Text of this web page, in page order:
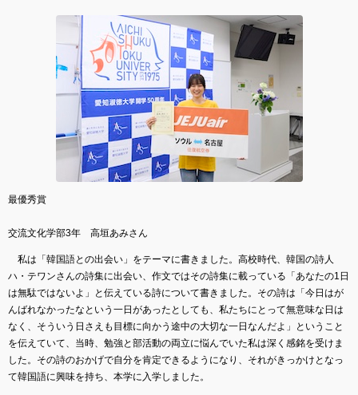
最優秀賞
交流文化学部3年 高垣あみさん
私は「韓国語との出会い」をテーマに書きました。高校時代、韓国の詩人
ハ・テワンさんの詩集に出会い、作文ではその詩集に載っている「あなたの1日
は無駄ではないよ」と伝えている詩について書きました。その詩は「今日はが
んばれなかったなという一日があったとしても、私たちにとって無意味な日は
なく、そういう日さえも目標に向かう途中の大切な一日なんだよ」ということ
を伝えていて、当時、勉強と部活動の両立に悩んでいた私は深く感銘を受けま
した。その詩のおかげで自分を肯定できるようになり、それがきっかけとなっ
て韓国語に興味を持ち、本学に入学しました。